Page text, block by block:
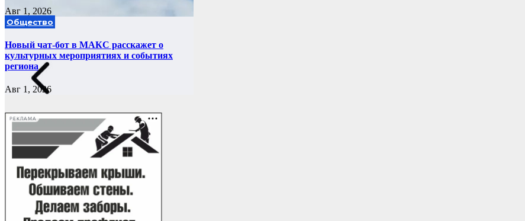
Авг 1, 2026
Общество
Новый чат-бот в МАКС расскажет о
культурных мероприятиях и событиях
региона
Авг 1, 2026
РЕКЛАМА